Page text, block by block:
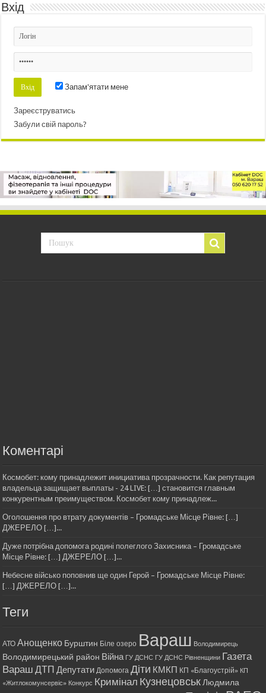
Вхід
Запам'ятати мене
Зареєструватись
Забули свій пароль?
Коментарі
Космобет: кому принадлежит инициатива прозрачности. Как репутация
владельца защищает выплаты - 24 LIVE: […] становится главным
конкурентным преимуществом. Космобет кому принадлеж...
Оголошення про втрату документів – Громадське Місце Рівне: […]
ДЖЕРЕЛО […]...
Дуже потрібна допомога родині полеглого Захисника – Громадське
Місце Рівне: […] ДЖЕРЕЛО […]...
Небесне військо поповнив ще один Герой – Громадське Місце Рівне:
[…] ДЖЕРЕЛО […]...
Теги
АТО Анощенко Бурштин Біле озеро Вараш Володимирець
Володимирецький район Війна ГУ ДСНС ГУ ДСНС Рівненщини Газета
Вараш ДТП Депутати Допомога Діти КМКП КП «Благоустрій» КП
«Житлокомунсервіс» Конкурс Кримінал Кузнецовськ Людмила